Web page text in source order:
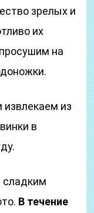
зрелых и
их
на
из
в
сладким
В течение